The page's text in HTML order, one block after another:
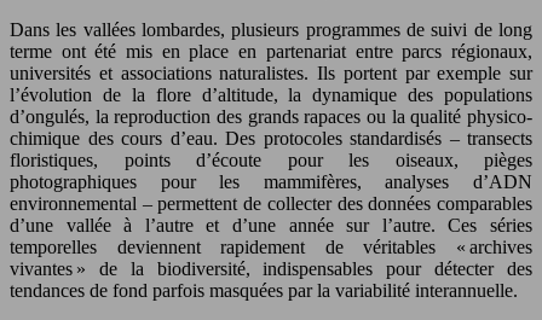
Dans les vallées lombardes, plusieurs programmes de suivi de long
terme ont été mis en place en partenariat entre parcs régionaux,
universités et associations naturalistes. Ils portent par exemple sur
l’évolution de la flore d’altitude, la dynamique des populations
d’ongulés, la reproduction des grands rapaces ou la qualité physico-
chimique des cours d’eau. Des protocoles standardisés – transects
floristiques, points d’écoute pour les oiseaux, pièges
photographiques pour les mammifères, analyses d’ADN
environnemental – permettent de collecter des données comparables
d’une vallée à l’autre et d’une année sur l’autre. Ces séries
temporelles deviennent rapidement de véritables « archives
vivantes » de la biodiversité, indispensables pour détecter des
tendances de fond parfois masquées par la variabilité interannuelle.